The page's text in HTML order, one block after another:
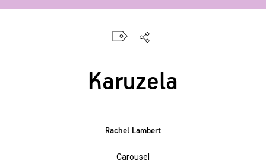
Karuzela
Rachel Lambert
Carousel